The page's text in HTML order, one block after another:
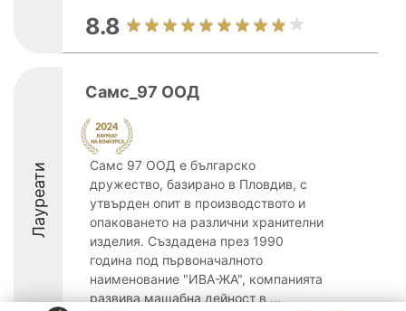
8.8
Лауреати
Самс_97 ООД
Самс 97 ООД е българско
дружество, базирано в Пловдив, с
утвърден опит в производството и
опаковането на различни хранителни
изделия. Създадена през 1990
година под първоначалното
наименование "ИВА-ЖА", компанията
развива мащабна дейност в ...